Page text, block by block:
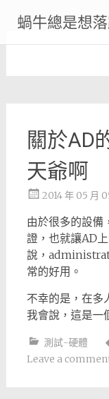
content
蝸牛總是想
關於AD
天爺啊
2014 年 05 月
由於很多的設備
證，也就讓AD
說，
常的好用。
不幸的是，在多
我會說，這是一
測試-硬體
Leave a